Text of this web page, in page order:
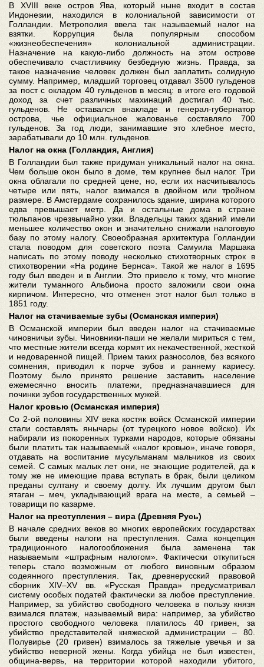
В XVIII веке остров Ява, который ныне входит в состав
Индонезии, находился в колониальной зависимости от
Голландии. Метрополия ввела так называемый налог на
взятки. Коррупция была популярным способом
«жизнеобеспечения» колониальной администрации.
Назначение на какую-либо должность на этом острове
обеспечивало счастливчику безбедную жизнь. Правда, за
такое назначение человек должен был заплатить солидную
сумму. Например, младший торговец отдавал 3500 гульденов
за пост с окладом 40 гульденов в месяц: в итоге его годовой
доход за счет различных махинаций достигал 40 тыс.
гульденов. Не оставался внакладе и генерал-губернатор
острова, чье официальное жалованье составляло 700
гульденов. За год люди, занимавшие это хлебное место,
зарабатывали до 10 млн. гульденов.
Налог на окна (Голландия, Англия)
В Голландии был также придуман уникальный налог на окна.
Чем больше окон было в доме, тем крупнее был налог. Три
окна облагали по средней цене, но, если их насчитывалось
четыре или пять, налог взимался в двойном или тройном
размере. В Амстердаме сохранилось здание, ширина которого
едва превышает метр. Да и остальные дома в стране
тюльпанов чрезвычайно узки. Владельцы таких зданий имели
меньшее количество окон и значительно снижали налоговую
базу по этому налогу. Своеобразная архитектура Голландии
стала поводом для советского поэта Самуила Маршака
написать по этому поводу несколько стихотворных строк в
стихотворении «На родине Бернса». Такой же налог в 1695
году был введен и в Англии. Это привело к тому, что многие
жители туманного Альбиона просто заложили свои окна
кирпичом. Интересно, что отменен этот налог был только в
1851 году.
Налог на стачиваемые зубы (Османская империя)
В Османской империи был введен налог на стачиваемые
чиновничьи зубы. Чиновники-паши не желали мириться с тем,
что местные жители всегда кормят их некачественной, жесткой
и недоваренной пищей. Прием таких разносолов, без всякого
сомнения, приводил к порче зубов и раннему кариесу.
Поэтому было принято решение заставить население
ежемесячно вносить платежи, предназначавшиеся для
починки зубов государственных мужей.
Налог кровью (Османская империя)
Со 2-ой половины XIV века костяк войск Османской империи
стали составлять янычары (от турецкого новое войско). Их
набирали из покоренных турками народов, которые обязаны
были платить так называемый «налог кровью», иначе говоря,
отдавать на воспитание мусульманам мальчиков из своих
семей. С самых малых лет они, не знающие родителей, да к
тому же не имеющие права вступать в брак, были целиком
преданы султану и своему долгу. Их лучшим другом был
ятаган – меч, укладывающий врага на месте, а семьей –
товарищи по казарме.
Налог на преступления – вира (Древняя Русь)
В начале средних веков во многих европейских государствах
были введены налоги на преступления. Сама концепция
традиционного налогообложения была заменена так
называемым «штрафным налогом». Фактически откупиться
теперь стало возможным от любого виновным образом
содеянного преступления. Так, древнерусский правовой
сборник XIV–XV вв. «Русская Правда» предусматривал
систему особых податей фактически за любое преступление.
Например, за убийство свободного человека в пользу князя
взимался платеж, называемый вира: например, за убийство
простого свободного человека платилось 40 гривен, за
убийство представителей княжеской администрации – 80.
Полувирье (20 гривен) взималось за тяжелые увечья и за
убийство неверной жены. Когда убийца не был известен,
община-вервь, на территории которой находили убитого,